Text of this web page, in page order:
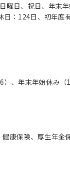
曜日、祝日、年末
：124日、初年度
、年末年始休み（
康保険、厚生年金